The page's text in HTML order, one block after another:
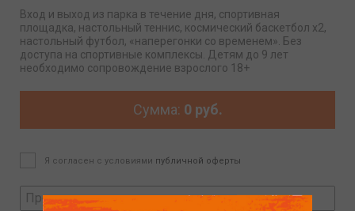
Вход и выход из парка в течение дня, спортивная
площадка, настольный теннис, космический баскетбол х2,
настольный футбол, «наперегонки со временем». Без
доступа на спортивные комплексы. Детям до 9 лет
необходимо сопровождение взрослого 18+
Сумма: 0 руб.
Я согласен c условиями публичной оферты